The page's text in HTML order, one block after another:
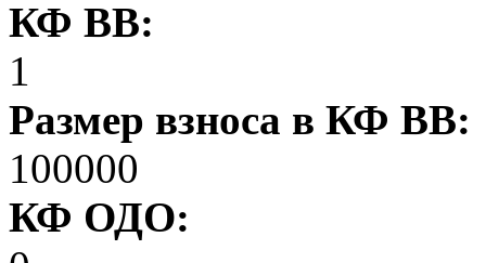
КФ ВВ:
1
Размер взноса в КФ ВВ:
100000
КФ ОДО: